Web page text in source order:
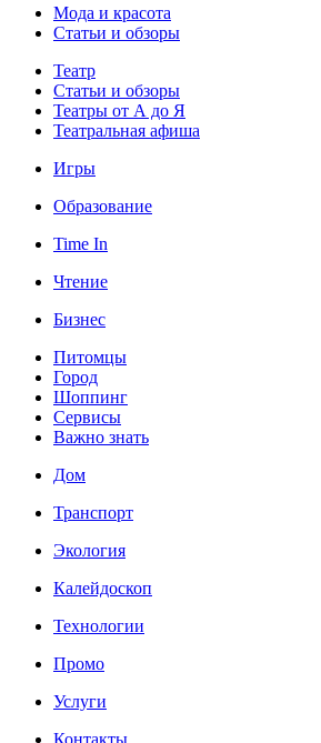
Мода и красота
Статьи и обзоры
Театр
Статьи и обзоры
Театры от А до Я
Театральная афиша
Игры
Образование
Time In
Чтение
Бизнес
Питомцы
Город
Шоппинг
Сервисы
Важно знать
Дом
Транспорт
Экология
Калейдоскоп
Технологии
Промо
Услуги